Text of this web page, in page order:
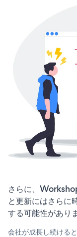
さらに、
と更新にはさらに
する可能性があり
会社が成長し続ける